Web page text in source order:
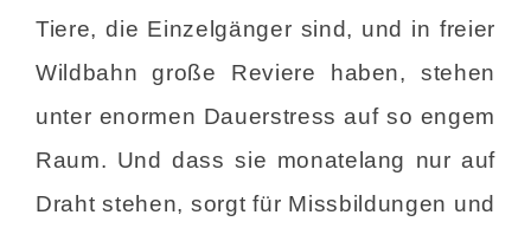
Tiere, die Einzelgänger sind, und in freier
Wildbahn große Reviere haben, stehen
unter enormen Dauerstress auf so engem
Raum. Und dass sie monatelang nur auf
Draht stehen, sorgt für Missbildungen und